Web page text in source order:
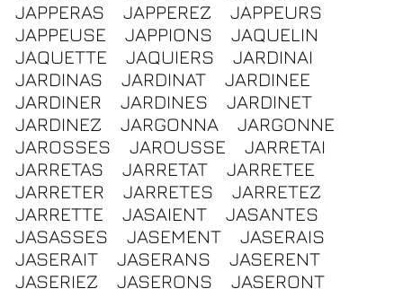
JAPPERAS
JAPPEREZ
JAPPEURS
JAPPEUSE
JAPPIONS
JAQUELIN
JAQUETTE
JAQUIERS
JARDINAI
JARDINAS
JARDINAT
JARDINEE
JARDINER
JARDINES
JARDINET
JARDINEZ
JARGONNA
JARGONNE
JAROSSES
JAROUSSE
JARRETAI
JARRETAS
JARRETAT
JARRETEE
JARRETER
JARRETES
JARRETEZ
JARRETTE
JASAIENT
JASANTES
JASASSES
JASEMENT
JASERAIS
JASERAIT
JASERANS
JASERENT
JASERIEZ
JASERONS
JASERONT